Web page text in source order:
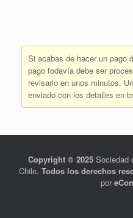
Si acabas de hacer un pago
pago todavía debe ser
revisarlo en unos minutos.
enviado con los detalles en
Copyright © 2025 Sociedad
Chile. Todos los derechos
por